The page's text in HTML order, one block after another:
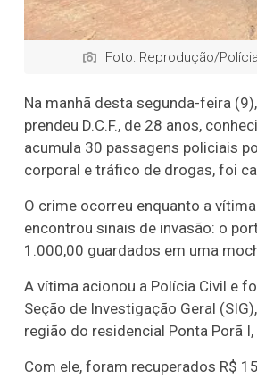
Foto: Reprodução/
Na manhã desta segunda-feira
prendeu D.C.F., de 28 anos,
acumula 30 passagens policiais
corporal e tráfico de drogas, foi
O crime ocorreu enquanto a
encontrou sinais de invasão: o
1.000,00 guardados em uma
A vítima acionou a Polícia Civil e
Seção de Investigação Geral
região do residencial Ponta Porã
Com ele, foram recuperados R$